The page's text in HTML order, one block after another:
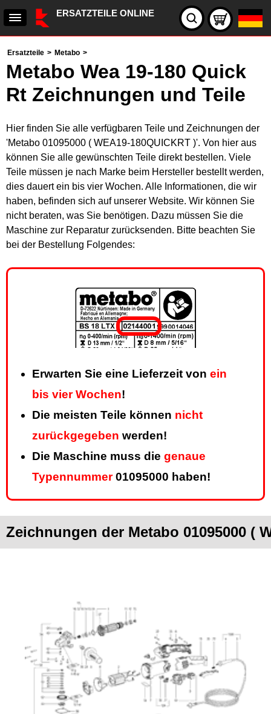
ERSATZTEILE ONLINE
Ersatzteile > Metabo >
Metabo Wea 19-180 Quick
Rt Zeichnungen und Teile
Hier finden Sie alle verfügbaren Teile und Zeichnungen der
'Metabo 01095000 ( WEA19-180QUICKRT )'. Von hier aus
können Sie alle gewünschten Teile direkt bestellen. Viele
Teile müssen je nach Marke beim Hersteller bestellt werden,
dies dauert ein bis vier Wochen. Alle Informationen, die wir
haben, befinden sich auf unserer Website. Wir können Sie
nicht beraten, was Sie benötigen. Dazu müssen Sie die
Maschine zur Reparatur zurücksenden. Bitte beachten Sie
bei der Bestellung Folgendes:
Erwarten Sie eine Lieferzeit von ein
bis vier Wochen!
Die meisten Teile können nicht
zurückgegeben werden!
Die Maschine muss die genaue
Typennummer01095000 haben!
Zeichnungen der Metabo 01095000 (